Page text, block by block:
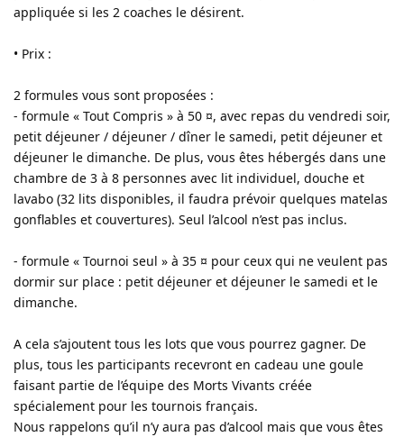
appliquée si les 2 coaches le désirent.
• Prix :
2 formules vous sont proposées :
- formule « Tout Compris » à 50 ¤, avec repas du vendredi soir,
petit déjeuner / déjeuner / dîner le samedi, petit déjeuner et
déjeuner le dimanche. De plus, vous êtes hébergés dans une
chambre de 3 à 8 personnes avec lit individuel, douche et
lavabo (32 lits disponibles, il faudra prévoir quelques matelas
gonflables et couvertures). Seul l’alcool n’est pas inclus.
- formule « Tournoi seul » à 35 ¤ pour ceux qui ne veulent pas
dormir sur place : petit déjeuner et déjeuner le samedi et le
dimanche.
A cela s’ajoutent tous les lots que vous pourrez gagner. De
plus, tous les participants recevront en cadeau une goule
faisant partie de l’équipe des Morts Vivants créée
spécialement pour les tournois français.
Nous rappelons qu’il n’y aura pas d’alcool mais que vous êtes